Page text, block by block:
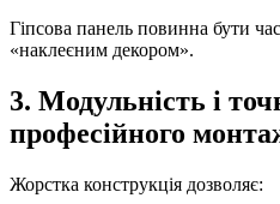
Гіпсова панель повинна бути
«наклеєним декором».
3. Модульність і
професійного
Жорстка конструкція дозволяє: